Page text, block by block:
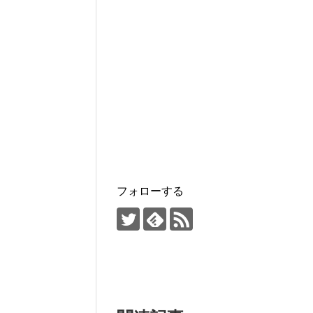
フォローする